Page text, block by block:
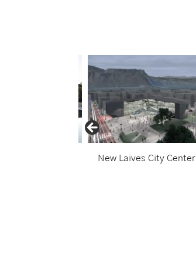
New Laives City Center